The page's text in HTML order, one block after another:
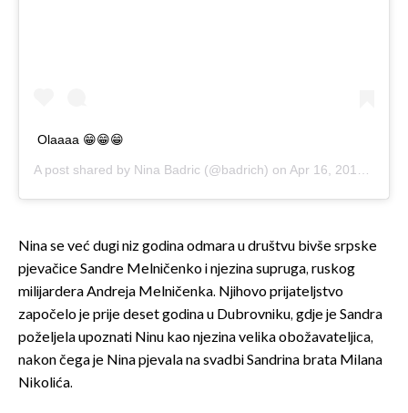
Olaaaa 😁😁😁
A post shared by Nina Badric (@badrich) on Apr 16, 2019 at 2:20pm PDT
Nina se već dugi niz godina odmara u društvu bivše srpske
pjevačice Sandre Melničenko i njezina supruga, ruskog
milijardera Andreja Melničenka. Njihovo prijateljstvo
započelo je prije deset godina u Dubrovniku, gdje je Sandra
poželjela upoznati Ninu kao njezina velika obožavateljica,
nakon čega je Nina pjevala na svadbi Sandrina brata Milana
Nikolića.